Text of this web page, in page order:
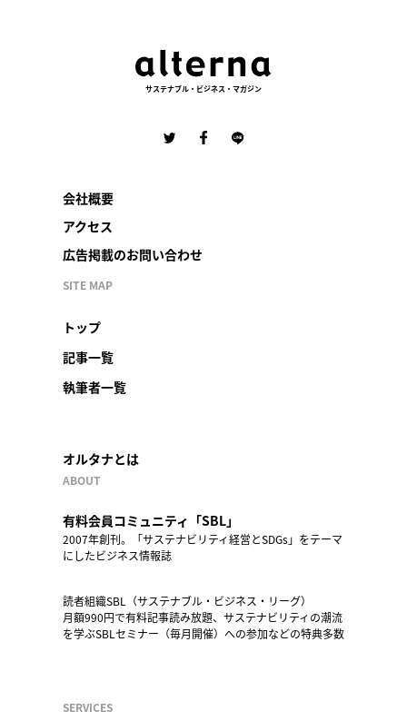
サステナブル・ビジネス・マガジン
会社概要
アクセス
広告掲載のお問い合わせ
SITE MAP
トップ
記事一覧
執筆者一覧
オルタナとは
ABOUT
有料会員コミュニティ「SBL」
2007年創刊。「サステナビリティ経営とSDGs」をテーマ
にしたビジネス情報誌
読者組織SBL（サステナブル・ビジネス・リーグ）
月額990円で有料記事読み放題、サステナビリティの潮流
を学ぶSBLセミナー（毎月開催）への参加などの特典多数
SERVICES